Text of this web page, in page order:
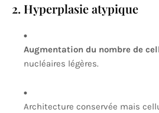
2. Hyperplasie atypique
Augmentation du nombre de
nucléaires légères.
Architecture conservée mais